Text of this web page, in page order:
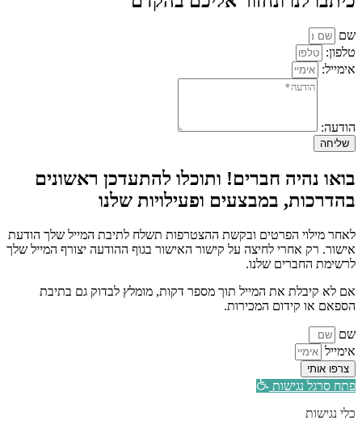
שם
טלפון:
אימייל:
הודעה:
שליחה
בואו נהיה חברים! ותוכלו להתעדכן ראשונים
בהדרכות, במבצעים ופעילויות שלנו
לאחר מילוי הפרטים ובקשת ההצטרפות תשלח לתיבת המייל שלך הודעת
אישור. רק אחרי לחיצה על קישור האישור בגוף ההודעה יצורף המייל שלך
לרשימת החברים שלנו.
אם לא קיבלת את המייל תוך מספר דקות, מומלץ לבדוק גם בתיבת
הספאם או קידום המכירות.
שם
אימייל
צרפו אותי
פתח סרגל נגישות
כלי נגישות